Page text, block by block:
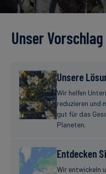
Unser
Unsere
Wir helfen
reduzieren und
gut für das
Planeten.
Entdecken
Wir entwickeln